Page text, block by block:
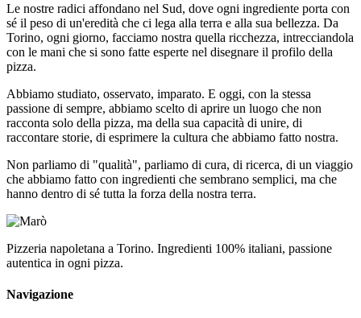
Le nostre radici affondano nel Sud, dove ogni ingrediente porta con
sé il peso di un'eredità che ci lega alla terra e alla sua bellezza. Da
Torino, ogni giorno, facciamo nostra quella ricchezza, intrecciandola
con le mani che si sono fatte esperte nel disegnare il profilo della
pizza.
Abbiamo studiato, osservato, imparato. E oggi, con la stessa
passione di sempre, abbiamo scelto di aprire un luogo che non
racconta solo della pizza, ma della sua capacità di unire, di
raccontare storie, di esprimere la cultura che abbiamo fatto nostra.
Non parliamo di "qualità", parliamo di cura, di ricerca, di un viaggio
che abbiamo fatto con ingredienti che sembrano semplici, ma che
hanno dentro di sé tutta la forza della nostra terra.
Pizzeria napoletana a Torino. Ingredienti 100% italiani, passione
autentica in ogni pizza.
Navigazione